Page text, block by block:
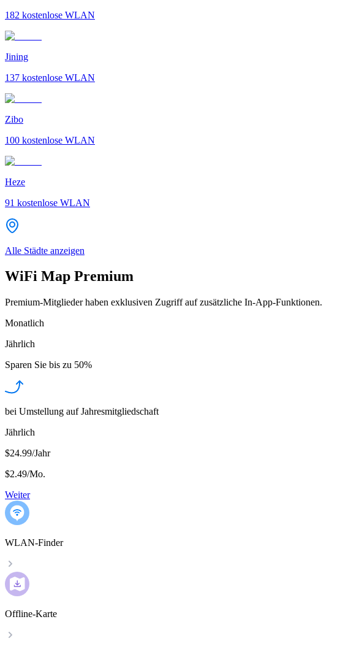
182 kostenlose WLAN
Jining
137 kostenlose WLAN
Zibo
100 kostenlose WLAN
Heze
91 kostenlose WLAN
Alle Städte anzeigen
WiFi Map Premium
Premium-Mitglieder haben exklusiven Zugriff auf zusätzliche In-App-Funktionen.
Monatlich
Jährlich
Sparen Sie bis zu 50%
bei Umstellung auf Jahresmitgliedschaft
Jährlich
$24.99/Jahr
$2.49/Mo.
Weiter
WLAN-Finder
Offline-Karte